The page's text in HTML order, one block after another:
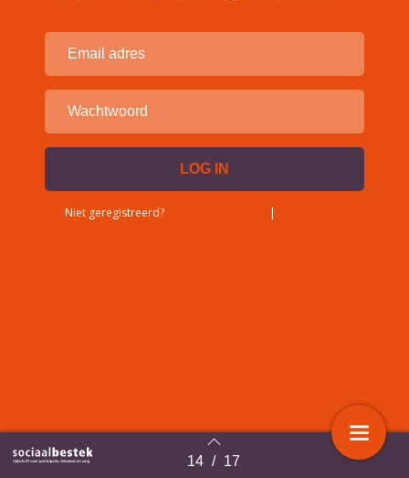
Terug naar overzicht 14 / 17
Niet geregistreerd? |